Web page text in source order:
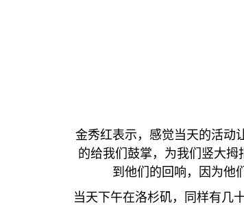
金秀红表示，感觉当天的活动
的给我们鼓掌，为我们竖大
到他们的回响，因为他
当天下午在洛杉矶，同样有几